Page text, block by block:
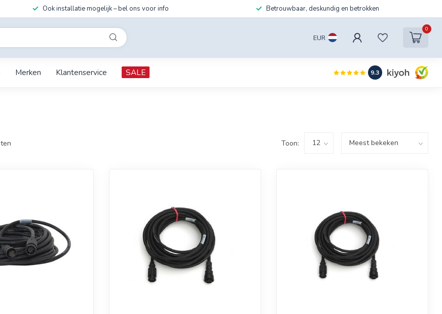
Ook installatie mogelijk – bel ons voor info Betrouwbaar, deskundig en betrokken
EUR
0
Merken Klantenservice SALE 9.3
Toon: